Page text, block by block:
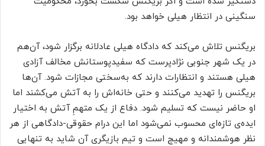
سنگینی در انتظار هیلی خواهد بود.
بریگنس تلاش می‌کند که دادگاه هیلی عادلانه برگزار شود، آن‌هم
در یک شهر جنوبی نژاد‌پرست که سفیدپوستانش مخالف آزادی
هیلی هستند و انتظارات دارند که به‌سختی مجازات شود. آن‌ها
بریگنس را تهدید می‌کنند و حتی خانه‌اش را به آتش می‌کشند اما
او حاضر نیست که تسلیم شود. دفاع از یک متهمِ آتش به اختیار
ایده‌ی تازه‌ای محسوب نمی‌شود اما این درام حقوقی-دادگاهی از هر
نظر هوشمندانه و مهیج است و تیم بازیگری آن شاید به تنهایی